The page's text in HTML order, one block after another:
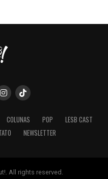
COLUNAS POP
LESB CAST
NEWSLETTER
All rights reserved.